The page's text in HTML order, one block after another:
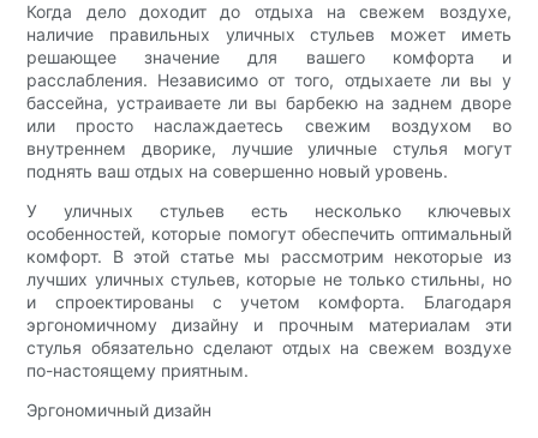
Когда дело доходит до отдыха на свежем воздухе,
наличие правильных уличных стульев может иметь
решающее значение для вашего комфорта и
расслабления. Независимо от того, отдыхаете ли вы у
бассейна, устраиваете ли вы барбекю на заднем дворе
или просто наслаждаетесь свежим воздухом во
внутреннем дворике, лучшие уличные стулья могут
поднять ваш отдых на совершенно новый уровень.
У уличных стульев есть несколько ключевых
особенностей, которые помогут обеспечить оптимальный
комфорт. В этой статье мы рассмотрим некоторые из
лучших уличных стульев, которые не только стильны, но
и спроектированы с учетом комфорта. Благодаря
эргономичному дизайну и прочным материалам эти
стулья обязательно сделают отдых на свежем воздухе
по-настоящему приятным.
Эргономичный дизайн